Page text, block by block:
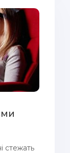
стежать